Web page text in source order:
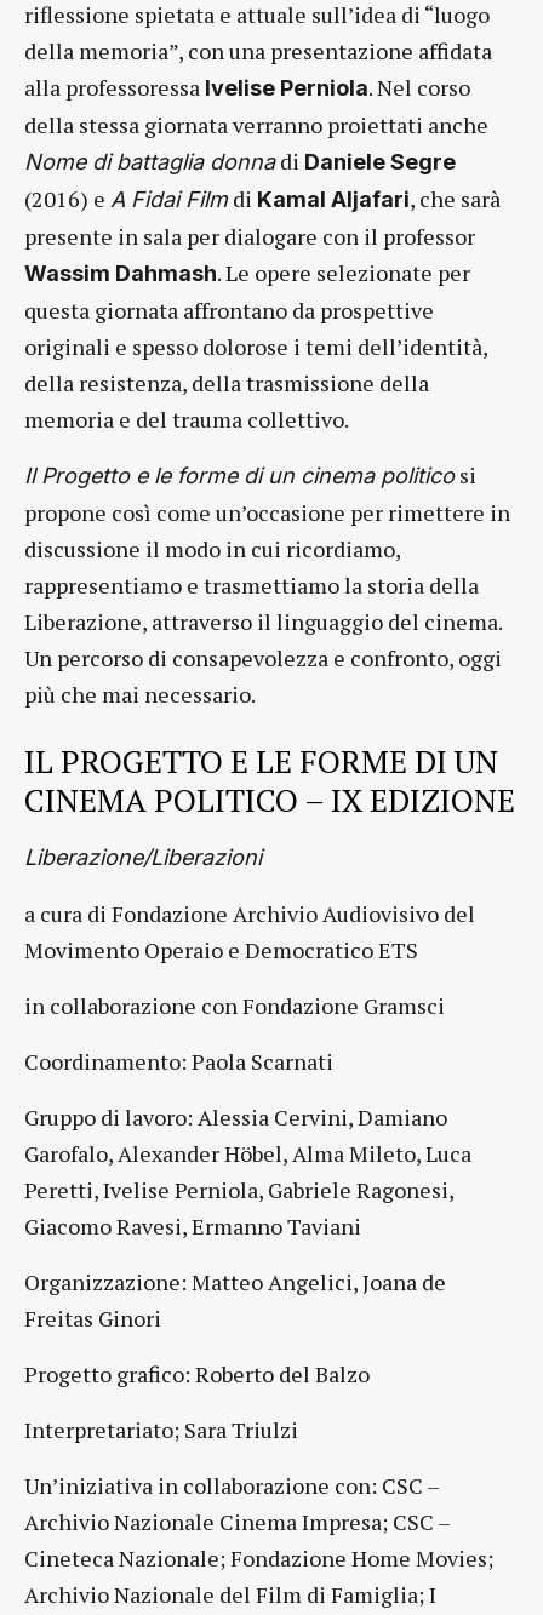
riflessione spietata e attuale sull’idea di “luogo
della memoria”, con una presentazione affidata
alla professoressa Ivelise Perniola. Nel corso
della stessa giornata verranno proiettati anche
Nome di battaglia donnadi Daniele Segre
(2016) e A Fidai Filmdi Kamal Aljafari, che sarà
presente in sala per dialogare con il professor
Wassim Dahmash. Le opere selezionate per
questa giornata affrontano da prospettive
originali e spesso dolorose i temi dell’identità,
della resistenza, della trasmissione della
memoria e del trauma collettivo.
Il Progetto e le forme di un cinema politicosi
propone così come un’occasione per rimettere in
discussione il modo in cui ricordiamo,
rappresentiamo e trasmettiamo la storia della
Liberazione, attraverso il linguaggio del cinema.
Un percorso di consapevolezza e confronto, oggi
più che mai necessario.
IL PROGETTO E LE FORME DI UN
CINEMA POLITICO – IX EDIZIONE
Liberazione/Liberazioni
a cura di Fondazione Archivio Audiovisivo del
Movimento Operaio e Democratico ETS
in collaborazione con Fondazione Gramsci
Coordinamento: Paola Scarnati
Gruppo di lavoro: Alessia Cervini, Damiano
Garofalo, Alexander Höbel, Alma Mileto, Luca
Peretti, Ivelise Perniola, Gabriele Ragonesi,
Giacomo Ravesi, Ermanno Taviani
Organizzazione: Matteo Angelici, Joana de
Freitas Ginori
Progetto grafico: Roberto del Balzo
Interpretariato; Sara Triulzi
Un’iniziativa in collaborazione con: CSC –
Archivio Nazionale Cinema Impresa; CSC –
Cineteca Nazionale; Fondazione Home Movies;
Archivio Nazionale del Film di Famiglia; I